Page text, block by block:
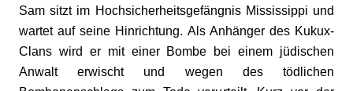
Sam sitzt im Hochsicherheitsgefängnis Mississippi und
wartet auf seine Hinrichtung. Als Anhänger des Kukux-
Clans wird er mit einer Bombe bei einem jüdischen
Anwalt erwischt und wegen des tödlichen